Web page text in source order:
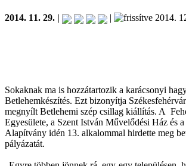
2014. 11. 29. | | 2014.
Sokaknak ma is hozzátartozik a karácsonyi
Betlehemkészítés. Ezt bizonyítja
megnyílt Betlehemi szép csillag kiállítás. A
Egyesülete, a Szent István Művelődési Ház és
Alapítvány idén 13. alkalommal hirdette meg
pályázatát.